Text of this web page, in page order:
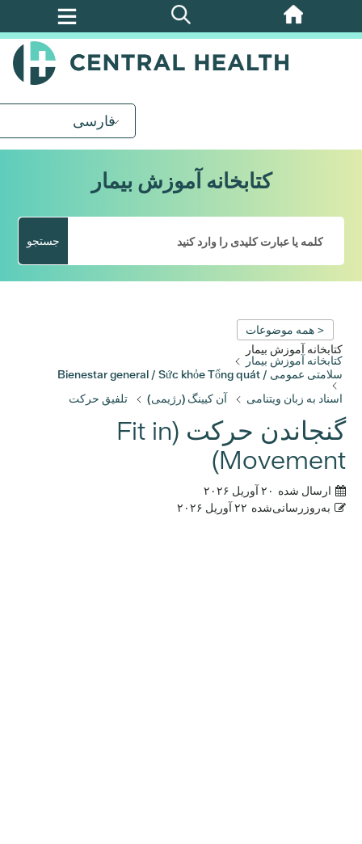
پرش
فارسی
کتابخانه آموزش بیمار
جستجو
< همه موضوعات
کتابخانه آموزش بیمار
کتابخانه آموزش بیمار
سلامتی عمومی / Bienestar general / Sức khỏe Tổng quát
اسناد به زبان ویتنامی
آن کیینگ (رژیمی) تلفیق حرکت
گنجاندن حرکت (Fit in
Movement)
ارسال شده ۲۰ آوریل ۲۰۲۶
به‌روزرسانی‌شده ۲۲ آوریل ۲۰۲۶